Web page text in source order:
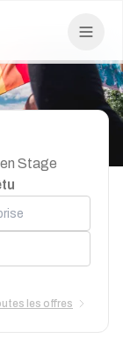
Stage
les offres